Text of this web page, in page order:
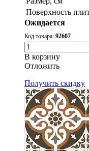
Поверхность
Ожидается
Код товара: 92607
В корзину
Oтложить
Получить скидку